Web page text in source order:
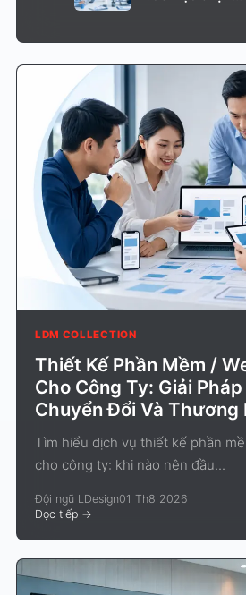
LDM COLLECTION
Thiết Kế Phần Mềm /
Cho Công Ty: Giải
Chuyển Đổi Và Thương
Tìm hiểu dịch vụ thiết kế phần
cho công ty: khi nào nên đầu...
Đội ngũ LDesign01 Th8 2026
Đọc tiếp ->